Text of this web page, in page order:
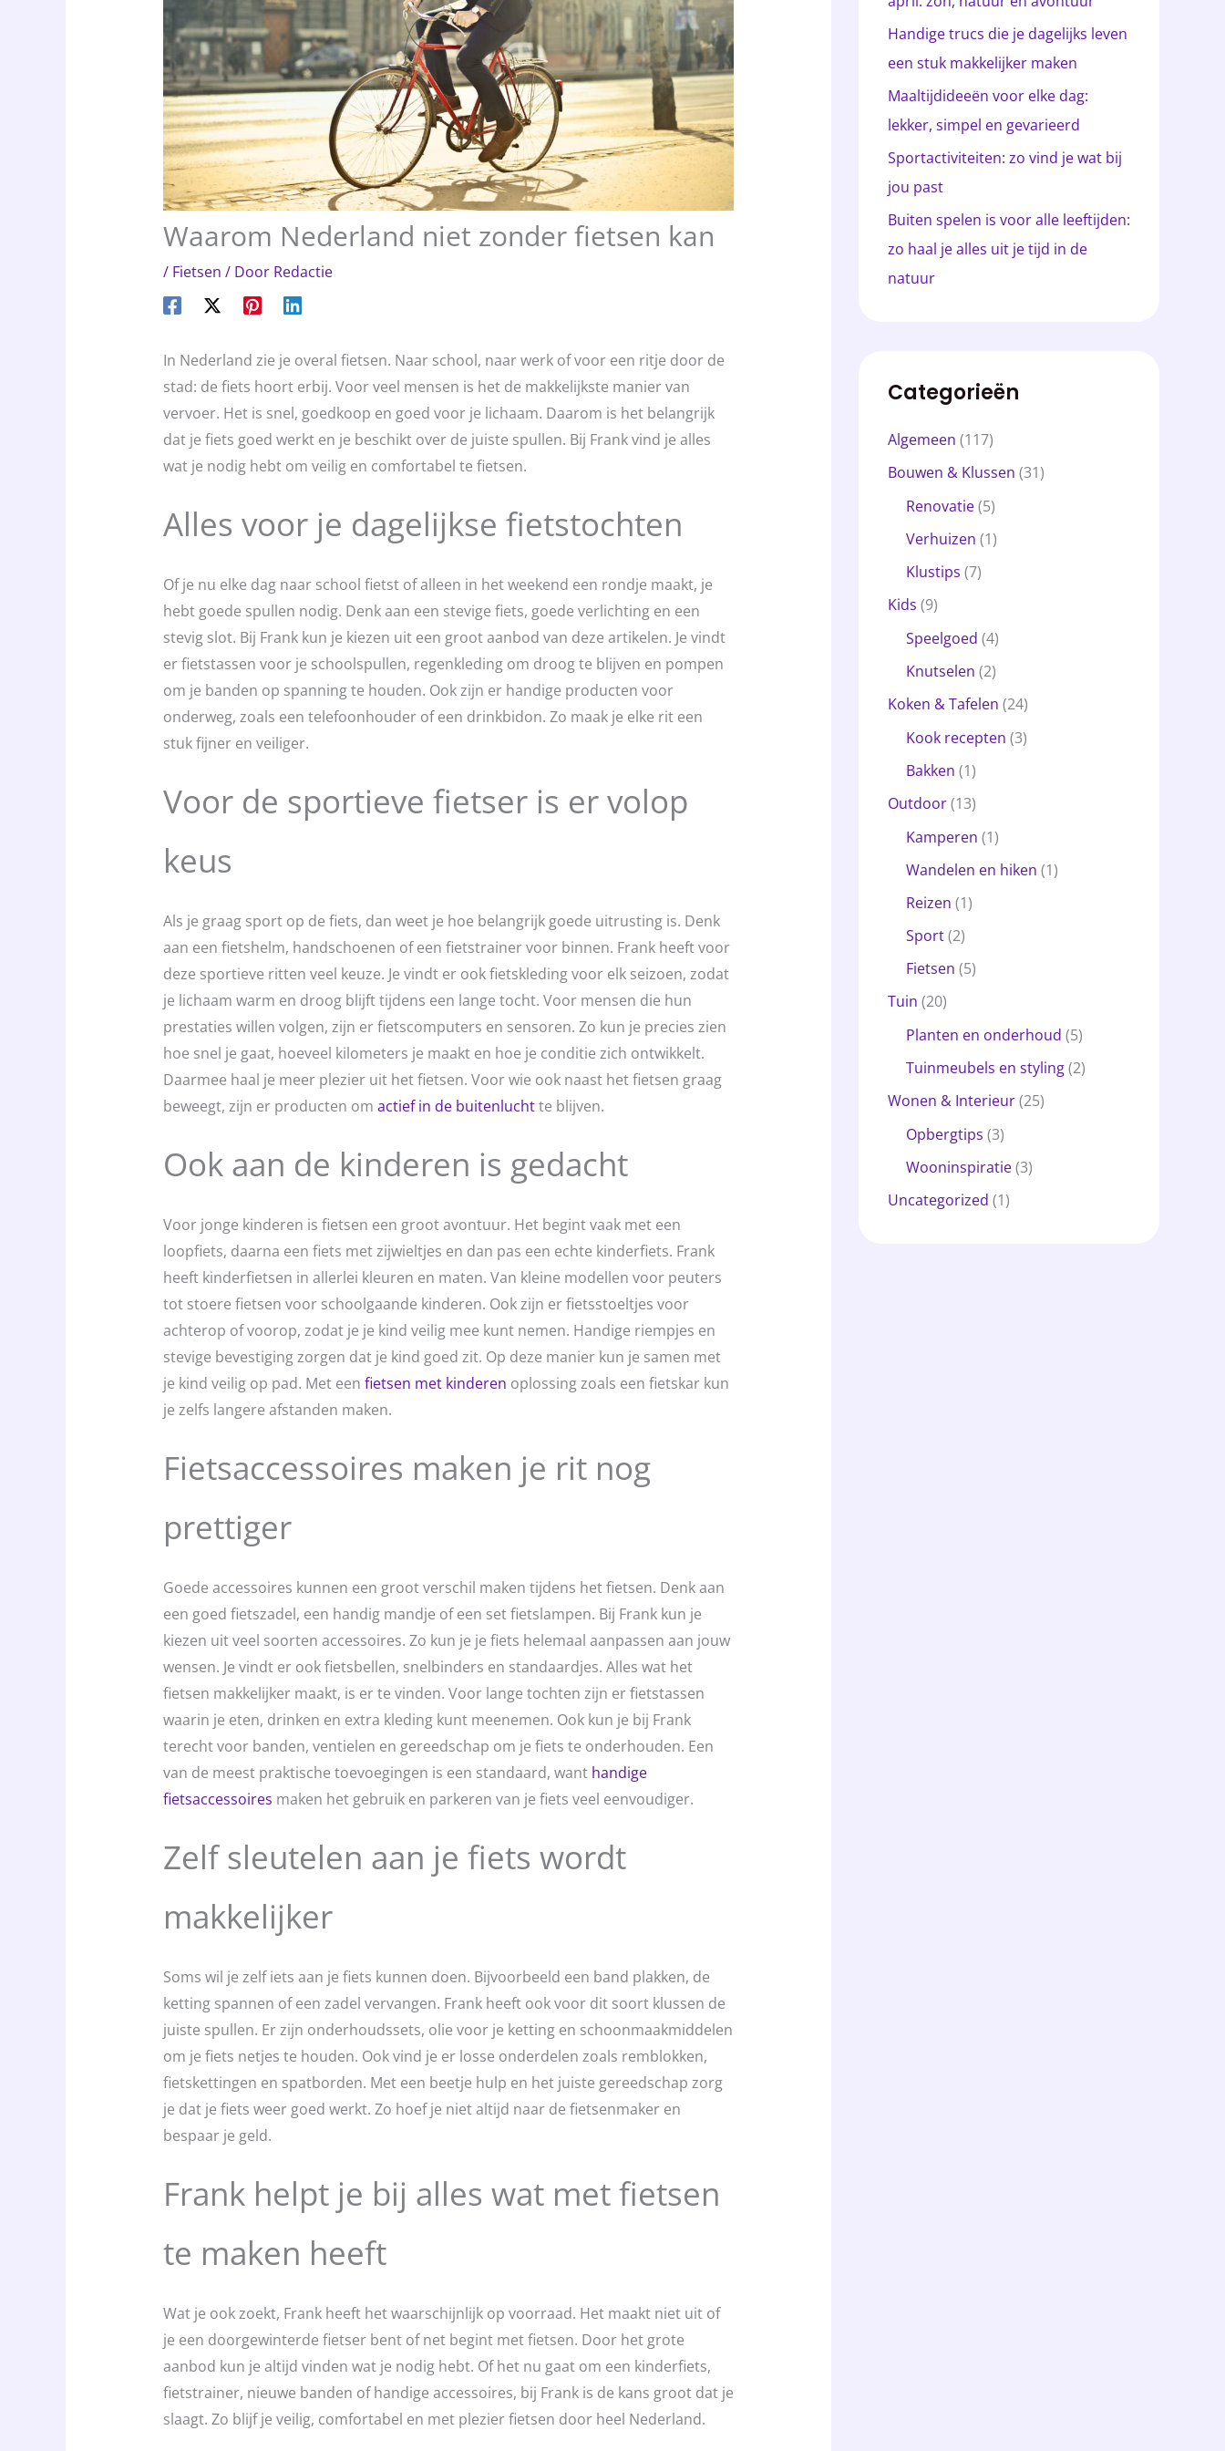
Waarom Nederland niet zonder fietsen kan
/ Fietsen / Door Redactie
In Nederland zie je overal fietsen. Naar school, naar werk of voor een ritje door de
stad: de fiets hoort erbij. Voor veel mensen is het de makkelijkste manier van
vervoer. Het is snel, goedkoop en goed voor je lichaam. Daarom is het belangrijk
dat je fiets goed werkt en je beschikt over de juiste spullen. Bij Frank vind je alles
wat je nodig hebt om veilig en comfortabel te fietsen.
Alles voor je dagelijkse fietstochten
Of je nu elke dag naar school fietst of alleen in het weekend een rondje maakt, je
hebt goede spullen nodig. Denk aan een stevige fiets, goede verlichting en een
stevig slot. Bij Frank kun je kiezen uit een groot aanbod van deze artikelen. Je vindt
er fietstassen voor je schoolspullen, regenkleding om droog te blijven en pompen
om je banden op spanning te houden. Ook zijn er handige producten voor
onderweg, zoals een telefoonhouder of een drinkbidon. Zo maak je elke rit een
stuk fijner en veiliger.
Voor de sportieve fietser is er volop
keus
Als je graag sport op de fiets, dan weet je hoe belangrijk goede uitrusting is. Denk
aan een fietshelm, handschoenen of een fietstrainer voor binnen. Frank heeft voor
deze sportieve ritten veel keuze. Je vindt er ook fietskleding voor elk seizoen, zodat
je lichaam warm en droog blijft tijdens een lange tocht. Voor mensen die hun
prestaties willen volgen, zijn er fietscomputers en sensoren. Zo kun je precies zien
hoe snel je gaat, hoeveel kilometers je maakt en hoe je conditie zich ontwikkelt.
Daarmee haal je meer plezier uit het fietsen. Voor wie ook naast het fietsen graag
beweegt, zijn er producten om actief in de buitenluchtte blijven.
Ook aan de kinderen is gedacht
Voor jonge kinderen is fietsen een groot avontuur. Het begint vaak met een
loopfiets, daarna een fiets met zijwieltjes en dan pas een echte kinderfiets. Frank
heeft kinderfietsen in allerlei kleuren en maten. Van kleine modellen voor peuters
tot stoere fietsen voor schoolgaande kinderen. Ook zijn er fietsstoeltjes voor
achterop of voorop, zodat je je kind veilig mee kunt nemen. Handige riempjes en
stevige bevestiging zorgen dat je kind goed zit. Op deze manier kun je samen met
je kind veilig op pad. Met een fietsen met kinderen oplossing zoals een fietskar kun
je zelfs langere afstanden maken.
Fietsaccessoires maken je rit nog
prettiger
Goede accessoires kunnen een groot verschil maken tijdens het fietsen. Denk aan
een goed fietszadel, een handig mandje of een set fietslampen. Bij Frank kun je
kiezen uit veel soorten accessoires. Zo kun je je fiets helemaal aanpassen aan jouw
wensen. Je vindt er ook fietsbellen, snelbinders en standaardjes. Alles wat het
fietsen makkelijker maakt, is er te vinden. Voor lange tochten zijn er fietstassen
waarin je eten, drinken en extra kleding kunt meenemen. Ook kun je bij Frank
terecht voor banden, ventielen en gereedschap om je fiets te onderhouden. Een
van de meest praktische toevoegingen is een standaard, want handige
fietsaccessoires maken het gebruik en parkeren van je fiets veel eenvoudiger.
Zelf sleutelen aan je fiets wordt
makkelijker
Soms wil je zelf iets aan je fiets kunnen doen. Bijvoorbeeld een band plakken, de
ketting spannen of een zadel vervangen. Frank heeft ook voor dit soort klussen de
juiste spullen. Er zijn onderhoudssets, olie voor je ketting en schoonmaakmiddelen
om je fiets netjes te houden. Ook vind je er losse onderdelen zoals remblokken,
fietskettingen en spatborden. Met een beetje hulp en het juiste gereedschap zorg
je dat je fiets weer goed werkt. Zo hoef je niet altijd naar de fietsenmaker en
bespaar je geld.
Frank helpt je bij alles wat met fietsen
te maken heeft
Wat je ook zoekt, Frank heeft het waarschijnlijk op voorraad. Het maakt niet uit of
je een doorgewinterde fietser bent of net begint met fietsen. Door het grote
aanbod kun je altijd vinden wat je nodig hebt. Of het nu gaat om een kinderfiets,
fietstrainer, nieuwe banden of handige accessoires, bij Frank is de kans groot dat je
slaagt. Zo blijf je veilig, comfortabel en met plezier fietsen door heel Nederland.
a
a
r
:
Handige trucs die je dagelijks leven
een stuk makkelijker maken
Maaltijdideeën voor elke dag:
lekker, simpel en gevarieerd
Sportactiviteiten: zo vind je wat bij
jou past
Buiten spelen is voor alle leeftijden:
zo haal je alles uit je tijd in de
natuur
Categorieën
Algemeen (117)
Bouwen & Klussen (31)
Renovatie(5)
Verhuizen (1)
Klustips (7)
Kids (9)
Speelgoed (4)
Knutselen (2)
Koken & Tafelen (24)
Kook recepten (3)
Bakken (1)
Outdoor(13)
Kamperen (1)
Wandelen en hiken (1)
Reizen (1)
Sport(2)
Fietsen (5)
Tuin (20)
Planten en onderhoud (5)
Tuinmeubels en styling(2)
Wonen & Interieur(25)
Opbergtips (3)
Wooninspiratie(3)
Uncategorized (1)